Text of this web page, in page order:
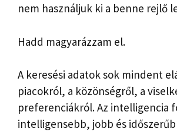
nem használjuk ki a benne rejlő
Hadd magyarázzam el.
A keresési adatok sok mindent
piacokról, a közönségről, a
preferenciákról. Az intelligencia
intelligensebb, jobb és